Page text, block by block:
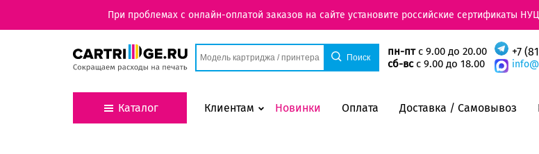
При проблемах с онлайн-оплатой заказов на сайте установите российские сертификаты
пн-птс 9.00 до 20.00
сб-всс 9.00 до 18.00
+7
Каталог Клиентам Новинки Оплата Доставка / Самовывоз